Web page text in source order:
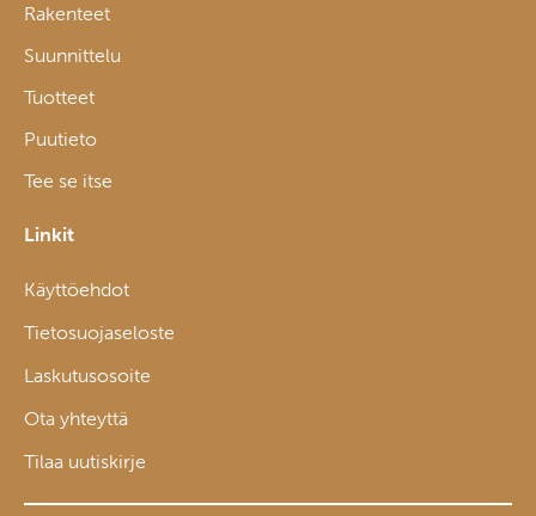
Rakenteet
Suunnittelu
Tuotteet
Puutieto
Tee se itse
Linkit
Käyttöehdot
Tietosuojaseloste
Laskutusosoite
Ota yhteyttä
Tilaa uutiskirje